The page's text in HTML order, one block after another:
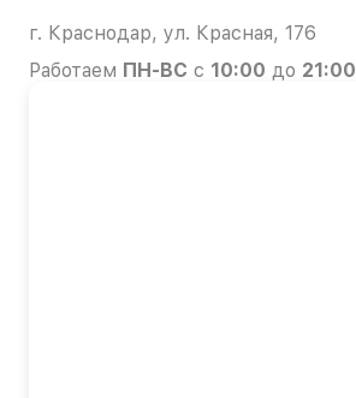
г. Краснодар, ул. Красная, 176
Работаем ПН-ВС с 10:00 до 21:00